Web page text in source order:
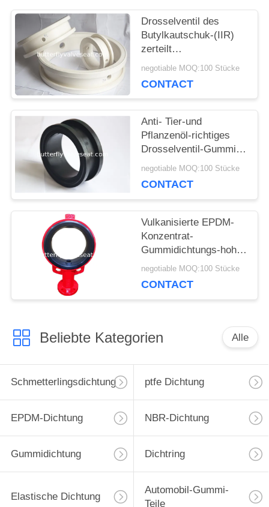
FORDERN
SIE
EIN
ZITAT
SITEMAP
PRIVACY
POLICY
Drosselventil des
Butylkautschuk-(IIR)
zerteilt
Zwischenlagen/weich
negotiable MOQ:100 Stücke
CONTACT
Anti- Tier-und
Pflanzenöl-richtiges
Drosselventil-Gummi-
Seat-Neopren CR
negotiable MOQ:100 Stücke
CONTACT
Vulkanisierte EPDM-
Konzentrat-
Gummidichtungs-hohe
Klebefestigkeit
negotiable MOQ:100 Stücke
CONTACT
Beliebte Kategorien Alle
Schmetterlingsdichtung ptfe Dichtung
EPDM-Dichtung NBR-Dichtung
Gummidichtung Dichtring
Elastische Dichtung
Automobil-Gummi-
Teile